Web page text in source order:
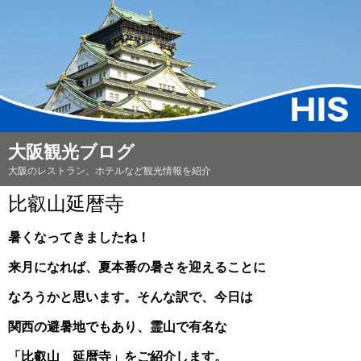
大阪観光ブログ
大阪のレストラン、ホテルなど観光情報を紹介
比叡山延暦寺
暑くなってきましたね！
来月になれば、夏本番の暑さを迎えることに
なろうかと思います。そんな訳で、今日は
関西の避暑地でもあり、 霊山で有名な
「比叡山 延暦寺」をご紹介します。